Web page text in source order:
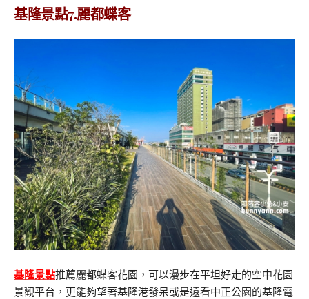
基隆景點7.麗都蝶客
基隆景點推薦麗都蝶客花園，可以漫步在平坦好走的空中花園
景觀平台，更能夠望著基隆港發呆或是遠看中正公園的基隆電